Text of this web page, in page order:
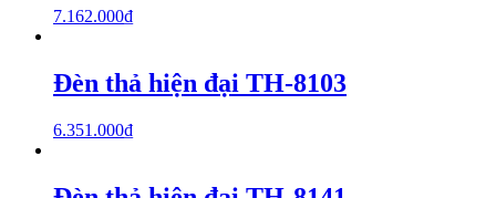
7.162.000₫
Đèn thả hiện đại TH-8103
6.351.000₫